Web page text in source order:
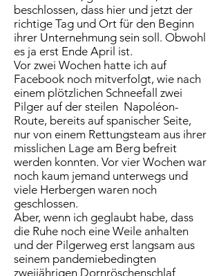
beschlossen, dass hier und jetzt der
richtige Tag und Ort für den Beginn
ihrer Unternehmung sein soll. Obwohl
es ja erst Ende April ist.
Vor zwei Wochen hatte ich auf
Facebook noch mitverfolgt, wie nach
einem plötzlichen Schneefall zwei
Pilger auf der steilen Napoléon-
Route, bereits auf spanischer Seite,
nur von einem Rettungsteam aus ihrer
misslichen Lage am Berg befreit
werden konnten. Vor vier Wochen war
noch kaum jemand unterwegs und
viele Herbergen waren noch
geschlossen.
Aber, wenn ich geglaubt habe, dass
die Ruhe noch eine Weile anhalten
und der Pilgerweg erst langsam aus
seinem pandemiebedingten
zweijährigen Dornröschenschlaf